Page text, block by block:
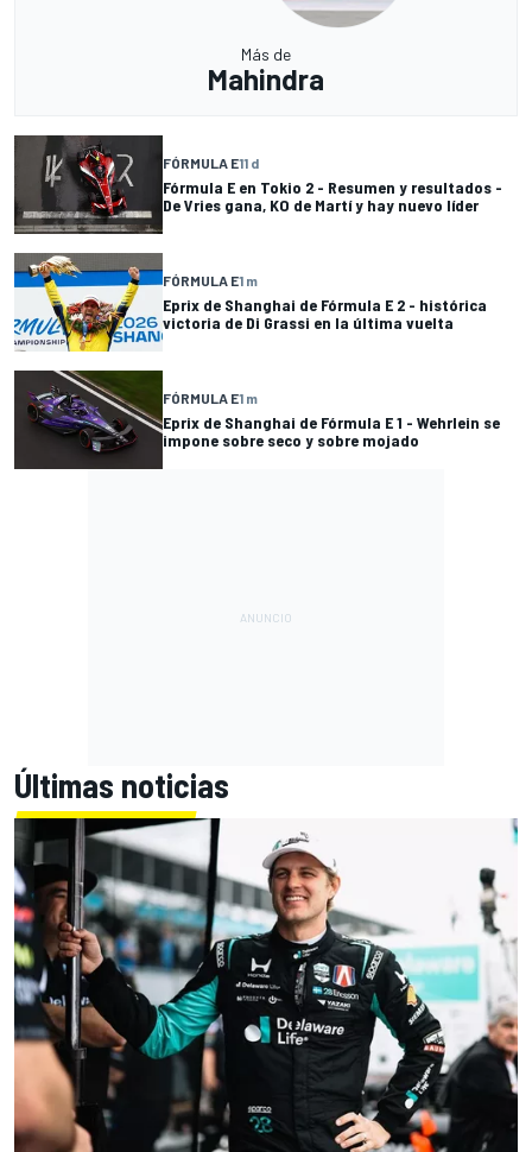
Más de
Mahindra
FÓRMULA E11 d
Fórmula E en Tokio 2 - Resumen y resultados -
De Vries gana, KO de Martí y hay nuevo líder
FÓRMULA E1 m
Eprix de Shanghai de Fórmula E 2 - histórica
victoria de Di Grassi en la última vuelta
FÓRMULA E1 m
Eprix de Shanghai de Fórmula E 1 - Wehrlein se
impone sobre seco y sobre mojado
Últimas noticias